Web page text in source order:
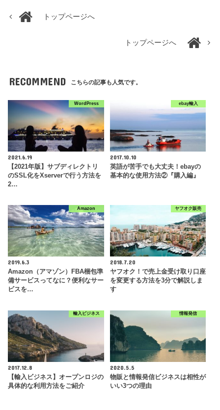
トップページへ
トップページへ
RECOMMEND こちらの記事も人気です。
WordPress
2021.6.19
【2021年版】サブディレクトリ
のSSL化をXserverで行う方法を
2…
ebay輸入
2017.10.10
英語が苦手でも大丈夫！ebayの
基本的な使用方法②『購入編』
Amazon
2019.6.3
Amazon（アマゾン）FBA梱包準
備サービスってなに？便利なサー
ビスを…
ヤフオク販売
2018.7.20
ヤフオク！で売上金受け取り口座
を変更する方法を3分で解説しま
す
輸入ビジネス
2017.12.8
【輸入ビジネス】オープンロジの
具体的な利用方法をご紹介
情報発信
2020.5.5
物販と情報発信ビジネスは相性が
いい3つの理由